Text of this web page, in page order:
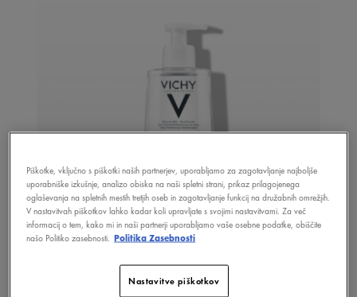
PURETÉ THERMALE
Piškotke, vključno s piškotki naših partnerjev, uporabljamo za zagotavljanje najboljše
uporabniške izkušnje, analizo obiska na naši spletni strani, prikaz prilagojenega
oglaševanja na spletnih mestih tretjih oseb in zagotavljanje funkcij na družabnih omrežjih.
V nastavitvah piškotkov lahko kadar koli upravljate s svojimi nastavitvami. Za več
informacij o tem, kako mi in naši partnerji uporabljamo vaše osebne podatke, obiščite
našo Politiko zasebnosti. Politika Zasebnosti
Nastavitve piškotkov